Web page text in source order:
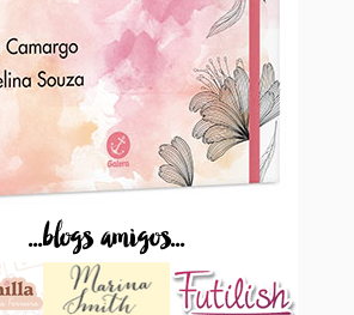
...blogs amigos...